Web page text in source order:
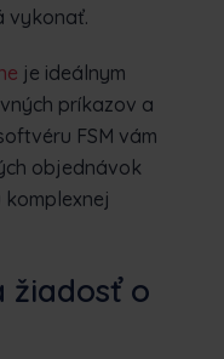
vykonať.
je ideálnym
príkazov a
FSM vám
objednávok
žiadosť o